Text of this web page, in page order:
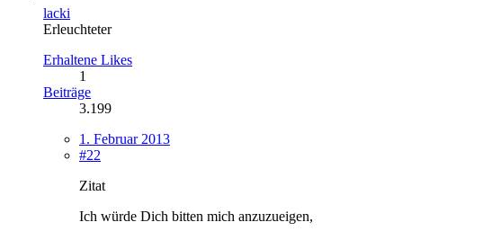
lacki
Erleuchteter
Erhaltene Likes
1
Beiträge
3.199
1. Februar 2013
#22
Zitat
Ich würde Dich bitten mich anzuzueigen,